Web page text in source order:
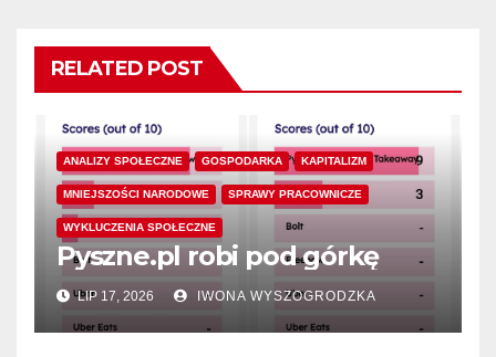
RELATED POST
ANALIZY SPOŁECZNE GOSPODARKA KAPITALIZM
MNIEJSZOŚCI NARODOWE SPRAWY PRACOWNICZE
WYKLUCZENIA SPOŁECZNE
Pyszne.pl robi pod górkę
LIP 17, 2026 IWONA WYSZOGRODZKA